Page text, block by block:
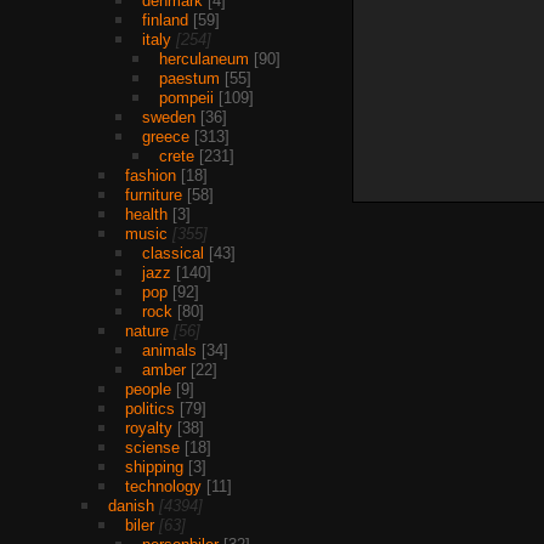
finland 59
italy 254
herculaneum 90
paestum 55
pompeii 109
sweden 36
greece 313
crete 231
fashion 18
furniture 58
health 3
music 355
classical 43
jazz 140
pop 92
rock 80
nature 56
animals 34
amber 22
people 9
politics 79
royalty 38
sciense 18
shipping 3
technology 11
danish 4394
biler 63